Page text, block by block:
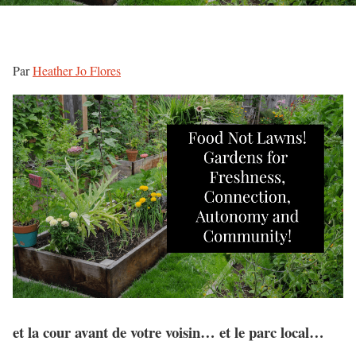
ParHeather Jo Flores
et la cour avant de votre voisin… et le parc local…